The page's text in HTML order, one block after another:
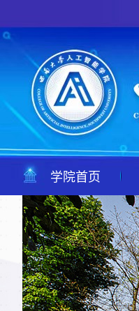
学院首页